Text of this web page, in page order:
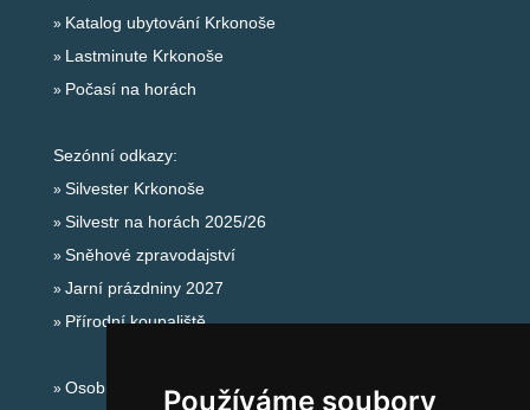
Používáme soubory
Katalog ubytování Krkonoše
Lastminute Krkonoše
Počasí na horách
Sezónní odkazy:
Silvester Krkonoše
Silvestr na horách 2025/26
Sněhové zpravodajství
Jarní prázdniny 2027
Přírodní koupaliště
Osobní údaje